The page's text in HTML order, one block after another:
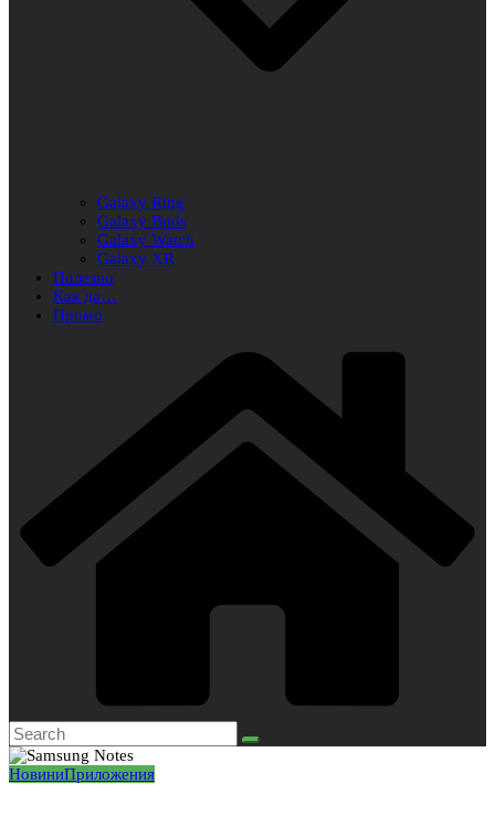
Galaxy Ring
Galaxy Buds
Galaxy Watch
Galaxy XR
Полезно
Как да…
Промо
НовиниПриложения